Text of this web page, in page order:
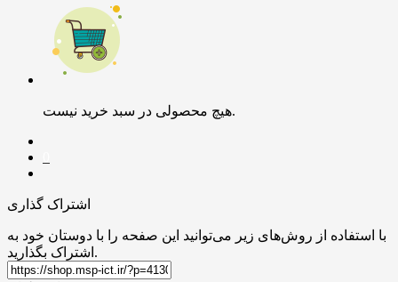
هیچ محصولی در سبد خرید نیست.
اشتراک گذاری
با استفاده از روش‌های زیر می‌توانید این صفحه را با دوستان خود به
اشتراک بگذارید.